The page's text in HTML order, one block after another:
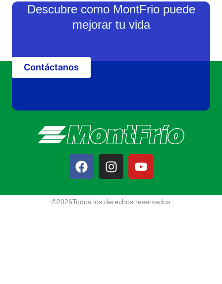
Descubre como MontFrio puede
mejorar tu vida
Contáctanos
©2026Todos los derechos reservados